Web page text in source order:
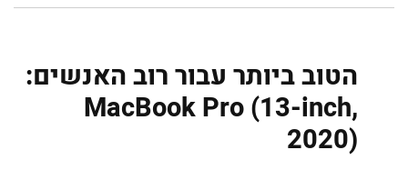
הטוב ביותר עבור רוב האנשים:
MacBook Pro (13-inch,
2020)